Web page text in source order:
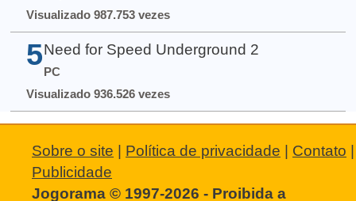
Visualizado 987.753 vezes
5 Need for Speed Underground 2
PC
Visualizado 936.526 vezes
Sobre o site Política de privacidade Contato
Publicidade
Jogorama © 1997-2026 - Proibida a